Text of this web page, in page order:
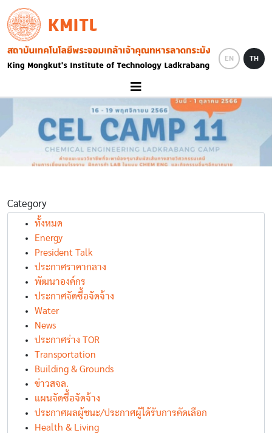
Skip to main content
KMITL
Image
EN TH
Category
ทั้งหมด
Energy
President Talk
ประกาศราคากลาง
พัฒนาองค์กร
ประกาศจัดซื้อจัดจ้าง
Water
News
ประกาศร่าง TOR
Transportation
Building & Grounds
ข่าวสจล.
แผนจัดซื้อจัดจ้าง
ประกาศผลผู้ชนะ/ประกาศผู้ได้รับการคัดเลือก
Health & Living